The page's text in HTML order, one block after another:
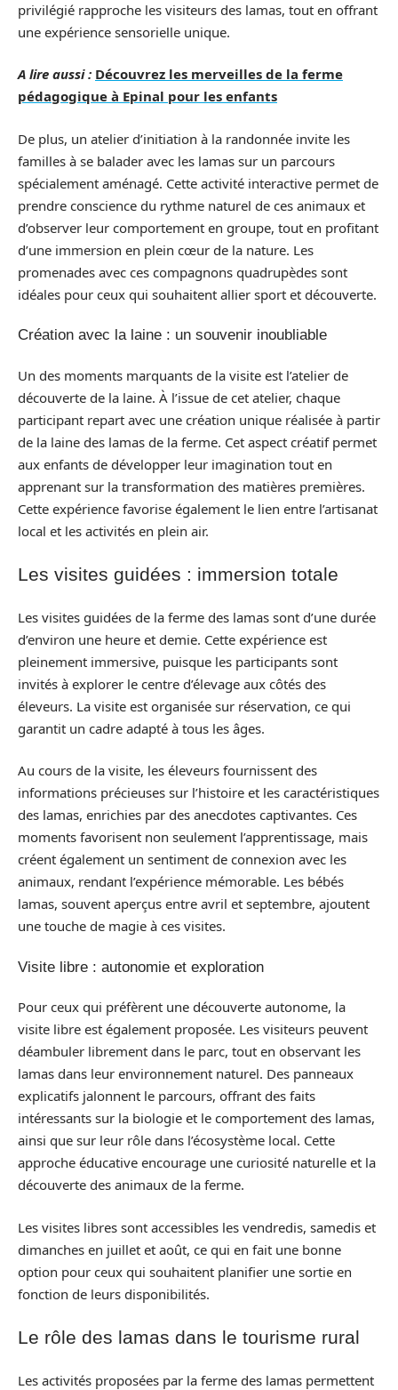
privilégié rapproche les visiteurs des lamas, tout en offrant
une expérience sensorielle unique.
A lire aussi : Découvrez les merveilles de la ferme
pédagogique à Epinal pour les enfants
De plus, un atelier d’initiation à la randonnée invite les
familles à se balader avec les lamas sur un parcours
spécialement aménagé. Cette activité interactive permet de
prendre conscience du rythme naturel de ces animaux et
d’observer leur comportement en groupe, tout en profitant
d’une immersion en plein cœur de la nature. Les
promenades avec ces compagnons quadrupèdes sont
idéales pour ceux qui souhaitent allier sport et découverte.
Création avec la laine : un souvenir inoubliable
Un des moments marquants de la visite est l’atelier de
découverte de la laine. À l’issue de cet atelier, chaque
participant repart avec une création unique réalisée à partir
de la laine des lamas de la ferme. Cet aspect créatif permet
aux enfants de développer leur imagination tout en
apprenant sur la transformation des matières premières.
Cette expérience favorise également le lien entre l’artisanat
local et les activités en plein air.
Les visites guidées : immersion totale
Les visites guidées de la ferme des lamas sont d’une durée
d’environ une heure et demie. Cette expérience est
pleinement immersive, puisque les participants sont
invités à explorer le centre d’élevage aux côtés des
éleveurs. La visite est organisée sur réservation, ce qui
garantit un cadre adapté à tous les âges.
Au cours de la visite, les éleveurs fournissent des
informations précieuses sur l’histoire et les caractéristiques
des lamas, enrichies par des anecdotes captivantes. Ces
moments favorisent non seulement l’apprentissage, mais
créent également un sentiment de connexion avec les
animaux, rendant l’expérience mémorable. Les bébés
lamas, souvent aperçus entre avril et septembre, ajoutent
une touche de magie à ces visites.
Visite libre : autonomie et exploration
Pour ceux qui préfèrent une découverte autonome, la
visite libre est également proposée. Les visiteurs peuvent
déambuler librement dans le parc, tout en observant les
lamas dans leur environnement naturel. Des panneaux
explicatifs jalonnent le parcours, offrant des faits
intéressants sur la biologie et le comportement des lamas,
ainsi que sur leur rôle dans l’écosystème local. Cette
approche éducative encourage une curiosité naturelle et la
découverte des animaux de la ferme.
Les visites libres sont accessibles les vendredis, samedis et
dimanches en juillet et août, ce qui en fait une bonne
option pour ceux qui souhaitent planifier une sortie en
fonction de leurs disponibilités.
Le rôle des lamas dans le tourisme rural
Les activités proposées par la ferme des lamas permettent